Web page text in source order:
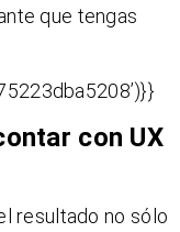
que tengas
con UX
resultado no sólo